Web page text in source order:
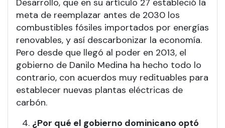
Desarrollo, que en su artículo 27 estableció la
meta de reemplazar antes de 2030 los
combustibles fósiles importados por energías
renovables, y así descarbonizar la economía.
Pero desde que llegó al poder en 2013, el
gobierno de Danilo Medina ha hecho todo lo
contrario, con acuerdos muy redituables para
establecer nuevas plantas eléctricas de
carbón.
¿Por qué el gobierno dominicano optó